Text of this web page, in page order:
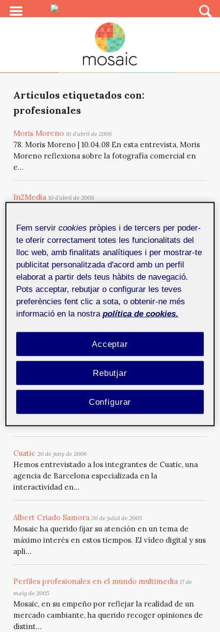
Articulos etiquetados con:
profesionales
Moris Moreno 10 d'abril de 2008
78. Moris Moreno | 10.04.08 En esta entrevista, Moris
Moreno reflexiona sobre la fotografía comercial en
e...
In2Media 10 d'abril de 2008
en...
Pau Pascual 21 de febrer de 2008
En esta entrevista, Pau Pascual reflexiona sobre la
fotografía publicitaria en el entorno digital. Para este
f...
labor como fotoperiodista en el entorno digital. Para
A...
Raúl Docasar 21 de febrer de 2008
En esta entrevista, Raúl Docasar reflexiona sobre la
fotografía de moda en el contexto digital. Docasar
afirma...
Cuatic 20 de juny de 2006
Hemos entrevistado a los integrantes de Cuatic, una
agencia de Barcelona especializada en la
interactividad en...
Albert Criado Samora 20 de juliol de 2005
Mosaic ha querido fijar su atención en un tema de
máximo interés en estos tiempos. El vídeo digital y sus
apli...
Perfiles profesionales en el mundo multimedia 17 de
maig de 2005
Mosaic, en su empeño por reflejar la realidad de un
mercado cambiante, ha querido recoger opiniones de
distint...
Fem servircookies pròpies i de tercers per poder-
te oferir correctament totes les funcionalitats del
lloc web, amb finalitats analítiques i per mostrar-te
publicitat personalitzada d'acord amb un perfil
elaborat a partir dels teus hàbits de navegació.
Pots acceptar, rebutjar o configurar les teves
preferències fent clic a sota, o obtenir-ne més
informació en la nostra política de cookies.
Rebutjar
Acceptar
Configurar